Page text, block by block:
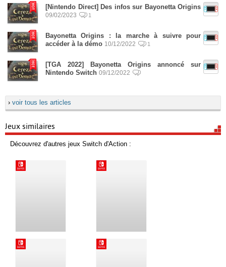
[Nintendo Direct] Des infos sur Bayonetta Origins
09/02/2023 1
Bayonetta Origins : la marche à suivre pour
accéder à la démo 10/12/2022 1
[TGA 2022] Bayonetta Origins annoncé sur
Nintendo Switch 09/12/2022
› voir tous les articles
Jeux similaires
Découvrez d'autres jeux Switch d'Action :